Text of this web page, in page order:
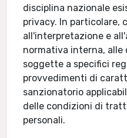
disciplina nazionale
privacy. In particolare,
all'interpretazione e
normativa interna, alle
soggette a specifici
provvedimenti di
sanzionatorio
delle condizioni di
personali.